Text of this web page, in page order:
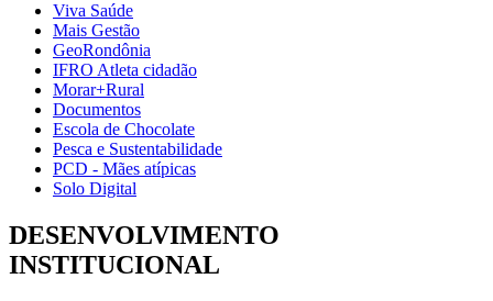
Viva Saúde
Mais Gestão
GeoRondônia
IFRO Atleta cidadão
Morar+Rural
Documentos
Escola de Chocolate
Pesca e Sustentabilidade
PCD - Mães atípicas
Solo Digital
DESENVOLVIMENTO
INSTITUCIONAL